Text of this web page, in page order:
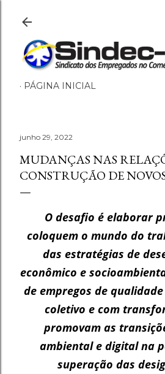
PÁGINA INICIAL
junho 29, 2022
MUDANÇAS NAS
CONSTRUÇÃO DE
O desafio é elaborar
coloquem o mundo do
das estratégias de
econômico e
de empregos de
coletivo e com
promovam as
ambiental e digital na
superação das